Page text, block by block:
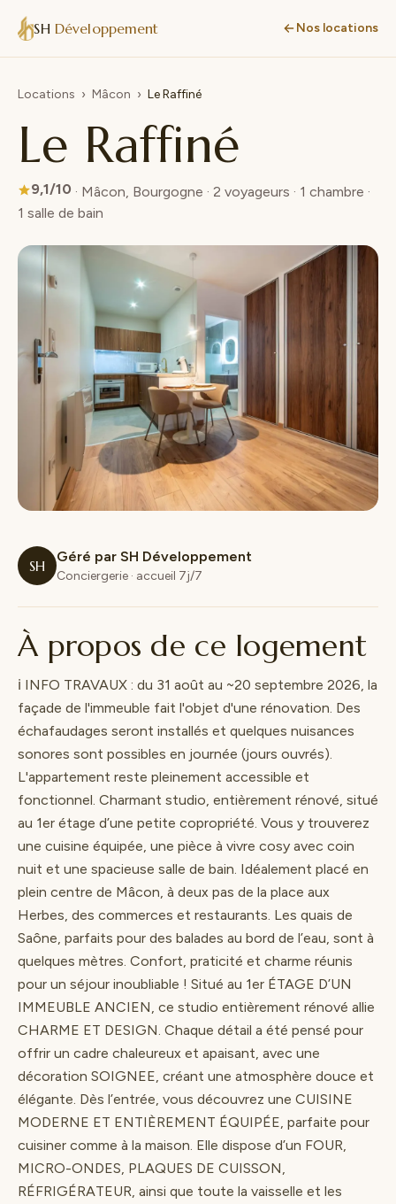
SH Développement Nos locations
Locations › Mâcon › Le Raffiné
Le Raffiné
9,1/10 · Mâcon, Bourgogne · 2 voyageurs · 1 chambre ·
1 salle de bain
SH
Géré par SH Développement
Conciergerie · accueil 7j/7
À propos de ce logement
ℹ️ INFO TRAVAUX : du 31 août au ~20 septembre 2026, la
façade de l'immeuble fait l'objet d'une rénovation. Des
échafaudages seront installés et quelques nuisances
sonores sont possibles en journée (jours ouvrés).
L'appartement reste pleinement accessible et
fonctionnel. Charmant studio, entièrement rénové, situé
au 1er étage d’une petite copropriété. Vous y trouverez
une cuisine équipée, une pièce à vivre cosy avec coin
nuit et une spacieuse salle de bain. Idéalement placé en
plein centre de Mâcon, à deux pas de la place aux
Herbes, des commerces et restaurants. Les quais de
Saône, parfaits pour des balades au bord de l’eau, sont à
quelques mètres. Confort, praticité et charme réunis
pour un séjour inoubliable ! Situé au 1er ÉTAGE D’UN
IMMEUBLE ANCIEN, ce studio entièrement rénové allie
CHARME ET DESIGN. Chaque détail a été pensé pour
offrir un cadre chaleureux et apaisant, avec une
décoration SOIGNEE, créant une atmosphère douce et
élégante. Dès l’entrée, vous découvrez une CUISINE
MODERNE ET ENTIÈREMENT ÉQUIPÉE, parfaite pour
cuisiner comme à la maison. Elle dispose d’un FOUR,
MICRO-ONDES, PLAQUES DE CUISSON,
RÉFRIGÉRATEUR, ainsi que toute la vaisselle et les